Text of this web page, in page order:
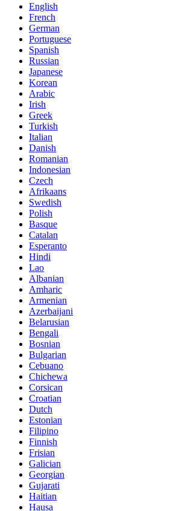
English
French
German
Portuguese
Spanish
Russian
Japanese
Korean
Arabic
Irish
Greek
Turkish
Italian
Danish
Romanian
Indonesian
Czech
Afrikaans
Swedish
Polish
Basque
Catalan
Esperanto
Hindi
Lao
Albanian
Amharic
Armenian
Azerbaijani
Belarusian
Bengali
Bosnian
Bulgarian
Cebuano
Chichewa
Corsican
Croatian
Dutch
Estonian
Filipino
Finnish
Frisian
Galician
Georgian
Gujarati
Haitian
Hausa